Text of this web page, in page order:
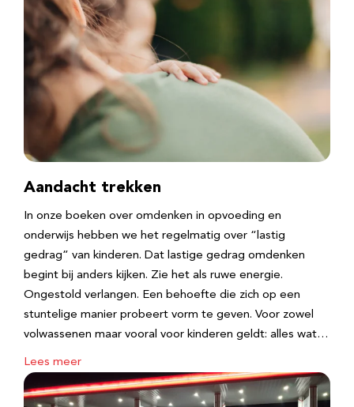
Aandacht trekken
In onze boeken over omdenken in opvoeding en
onderwijs hebben we het regelmatig over “lastig
gedrag” van kinderen. Dat lastige gedrag omdenken
begint bij anders kijken. Zie het als ruwe energie.
Ongestold verlangen. Een behoefte die zich op een
stuntelige manier probeert vorm te geven. Voor zowel
volwassenen maar vooral voor kinderen geldt: alles wat…
Lees meer